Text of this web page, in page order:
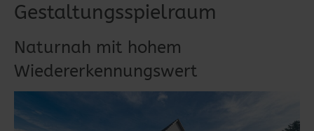
Gestaltungsspielraum
Naturnah mit hohem
Wiedererkennungswert